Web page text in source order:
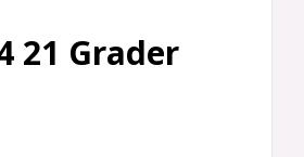
21 Grader